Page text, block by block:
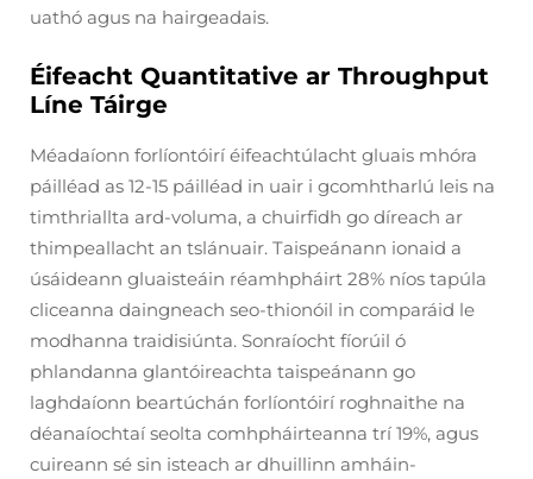
uathó agus na hairgeadais.
Éifeacht Quantitative ar Throughput
Líne Táirge
Méadaíonn forlíontóirí éifeachtúlacht gluais mhóra
páilléad as 12-15 páilléad in uair i gcomhtharlú leis na
timthriallta ard-voluma, a chuirfidh go díreach ar
thimpeallacht an tslánuair. Taispeánann ionaid a
úsáideann gluaisteáin réamhpháirt 28% níos tapúla
cliceanna daingneach seo-thionóil in comparáid le
modhanna traidisiúnta. Sonraíocht fíorúil ó
phlandanna glantóireachta taispeánann go
laghdaíonn beartúchán forlíontóirí roghnaithe na
déanaíochtaí seolta comhpháirteanna trí 19%, agus
cuireann sé sin isteach ar dhuillinn amháin-